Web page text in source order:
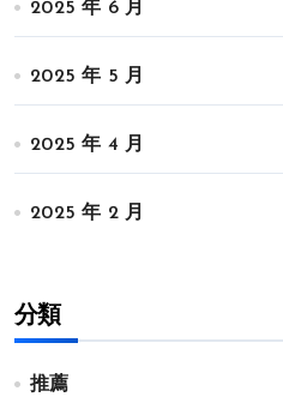
2025 年 6 月
2025 年 5 月
2025 年 4 月
2025 年 2 月
分類
推薦